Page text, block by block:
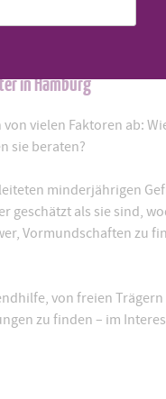
in Hamburg
vielen Faktoren ab:
sie beraten?
minderjährigen
geschätzt als sie sind,
Vormundschaften zu
von freien
zu finden – im